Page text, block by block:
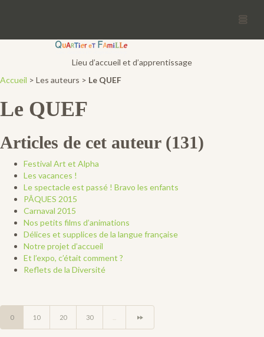
Lieu d’accueil et d’apprentissage
Accueil > Les auteurs > Le QUEF
Le QUEF
Articles de cet auteur (131)
Festival Art et Alpha
Les vacances !
Le spectacle est passé ! Bravo les enfants
PÂQUES 2015
Carnaval 2015
Nos petits films d’animations
Délices et supplices de la langue française
Notre projet d’accueil
Et l’expo, c’était comment ?
Reflets de la Diversité
0 10 20 30